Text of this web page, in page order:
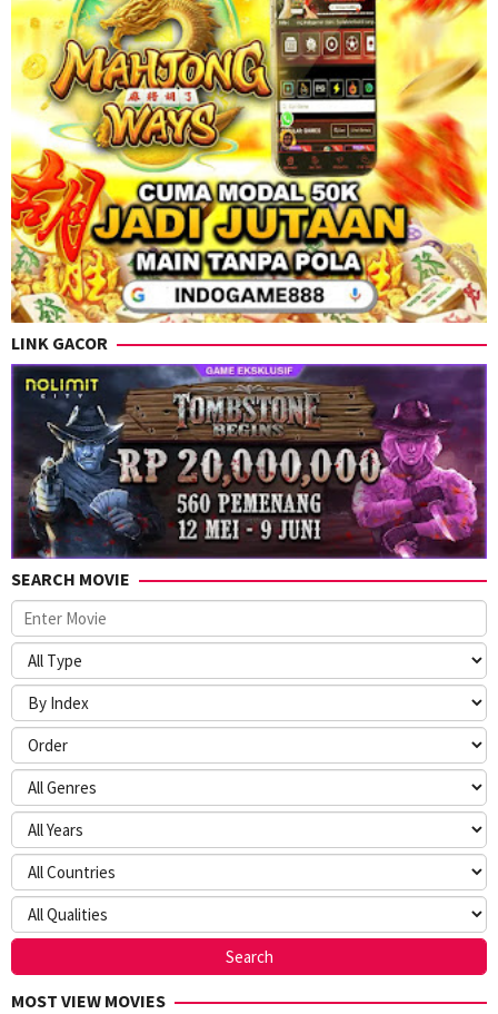
LINK GACOR
SEARCH MOVIE
MOST VIEW MOVIES